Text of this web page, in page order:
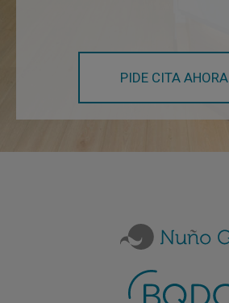
PIDE CITA AHORA